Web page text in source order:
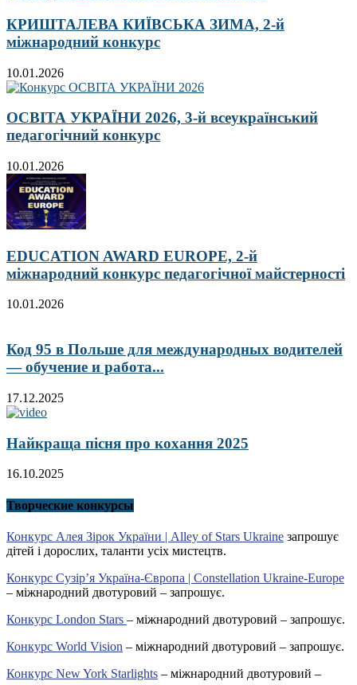
КРИШТАЛЕВА КИЇВСЬКА ЗИМА, 2-й
міжнародний конкурс
10.01.2026
ОСВІТА УКРАЇНИ 2026, 3-й всеукраїнський
педагогічний конкурс
10.01.2026
EDUCATION AWARD EUROPE, 2-й
міжнародний конкурс педагогічної майстерності
10.01.2026
Код 95 в Польше для международных водителей
— обучение и работа...
17.12.2025
Найкраща пісня про кохання 2025
16.10.2025
Творческие конкурсы
Конкурс Алея Зірок України | Alley of Stars Ukraine запрошує
дітей і дорослих, таланти усіх мистецтв.
Конкурс Сузір’я Україна-Європа | Constellation Ukraine-Europe
– міжнародний двотуровий – запрошує.
Конкурс London Stars – міжнародний двотуровий – запрошує.
Конкурс World Vision – міжнародний двотуровий – запрошує.
Конкурс New York Starlights – міжнародний двотуровий –